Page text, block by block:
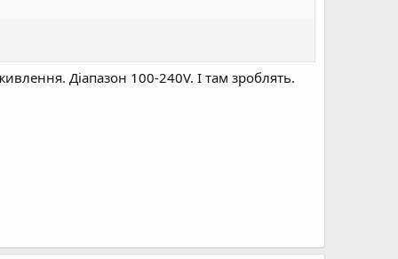
Діапазон 100-240V. І там зроблять.